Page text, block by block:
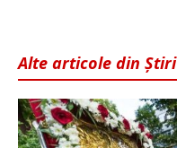
Alte articole din Știri